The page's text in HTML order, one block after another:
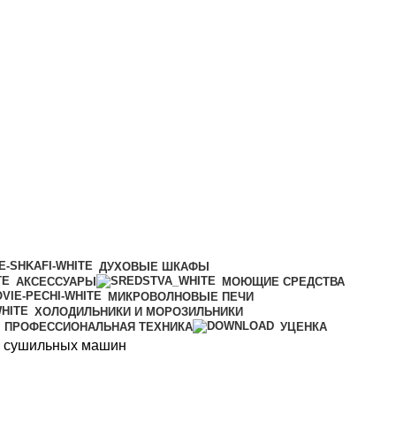
ДУХОВЫЕ ШКАФЫ
АКСЕССУАРЫ
МОЮЩИЕ СРЕДСТВА
МИКРОВОЛНОВЫЕ ПЕЧИ
ХОЛОДИЛЬНИКИ И МОРОЗИЛЬНИКИ
ПРОФЕССИОНАЛЬНАЯ ТЕХНИКА УЦЕНКА
сушильных машин